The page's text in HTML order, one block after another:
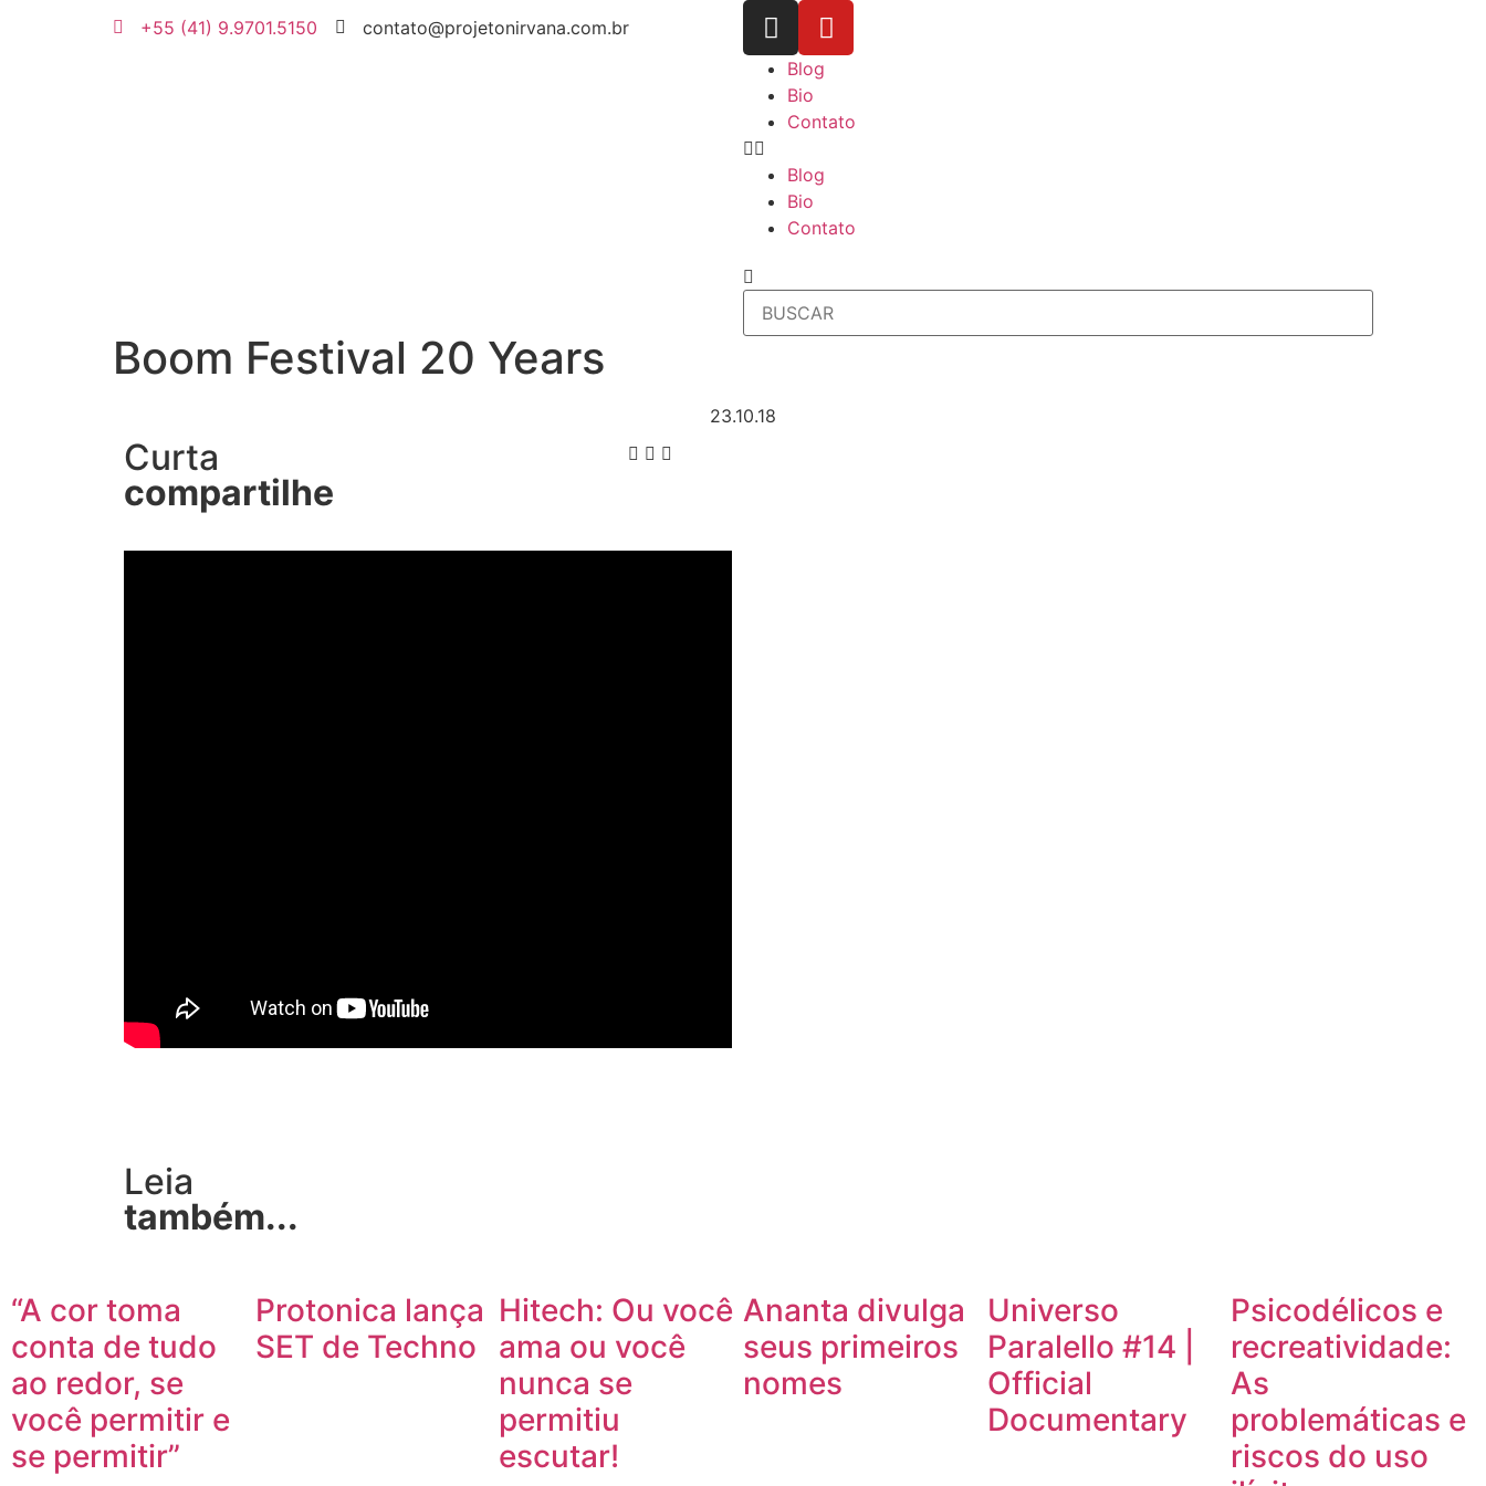
+55 (41) 9.9701.5150
contato@projetonirvana.com.br
Blog
Bio
Contato
Blog
Bio
Contato
Boom Festival 20 Years
23.10.18
Curta
compartilhe
Leia
também...
“A cor toma
conta de tudo
ao redor, se
você permitir e
se permitir”
Protonica lança
SET de Techno
Hitech: Ou você
ama ou você
nunca se
permitiu
escutar!
Ananta divulga
seus primeiros
nomes
Universo
Paralello #14 |
Official
Documentary
Psicodélicos e
recreatividade:
As
problemáticas e
riscos do uso